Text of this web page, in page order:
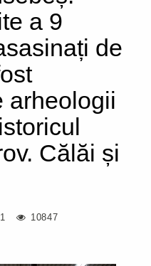
a 9
de
arheologii
Călăi și
10847